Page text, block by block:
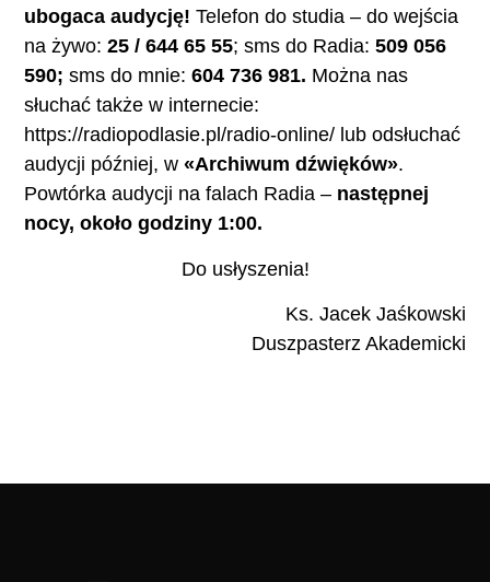
ubogaca audycję! Telefon do studia – do wejścia
na żywo:25 / 644 65 55; sms do Radia:509 056
590; sms do mnie:604 736 981. Można nas
słuchać także w internecie:
https://radiopodlasie.pl/radio-online/ lub odsłuchać
audycji później, w«Archiwum dźwięków».
Powtórka audycji na falach Radia – następnej
nocy, około godziny 1:00.
Do usłyszenia!
Ks. Jacek Jaśkowski
Duszpasterz Akademicki